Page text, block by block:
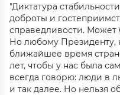
"Диктатура
доброты и
справедливости. Может
Но любому Президенту,
ближайшее время
лет, чтобы у нас была
всегда говорю: люди в
и так далее. Но нельзя